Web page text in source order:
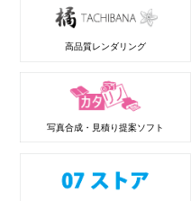
高品質レンダリング
写真合成・見積り提案ソフト